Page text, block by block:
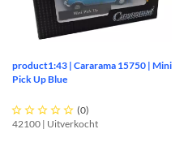
product1:43 | Cararama 15750 | Mini
Pick Up Blue
     (0)
42100 | Uitverkocht